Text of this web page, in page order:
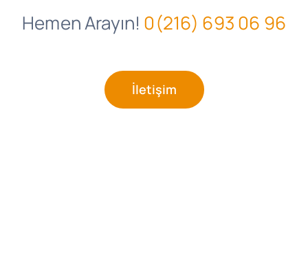
Hemen Arayın! 0(216) 693 06 96
İletişim